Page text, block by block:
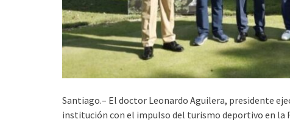
Santiago.– El doctor Leonardo Aguilera, presidente
institución con el impulso del turismo deportivo en la